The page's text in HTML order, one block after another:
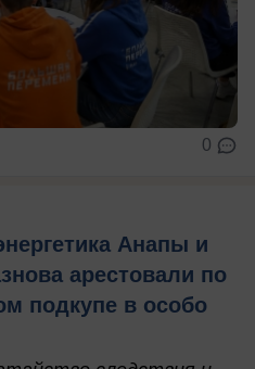
0
Анапы и
арестовали по
подкупе в особо